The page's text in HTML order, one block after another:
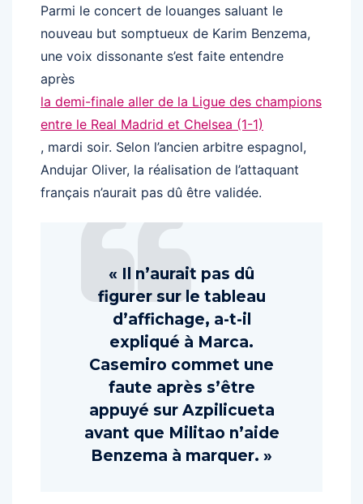
Parmi le concert de louanges saluant le
nouveau but somptueux de Karim Benzema,
une voix dissonante s’est faite entendre
après
la demi-finale aller de la Ligue des champions
entre le Real Madrid et Chelsea (1-1)
, mardi soir. Selon l’ancien arbitre espagnol,
Andujar Oliver, la réalisation de l’attaquant
français n’aurait pas dû être validée.
« Il n’aurait pas dû
figurer sur le tableau
d’affichage, a-t-il
expliqué à Marca.
Casemiro commet une
faute après s’être
appuyé sur Azpilicueta
avant que Militao n’aide
Benzema à marquer. »